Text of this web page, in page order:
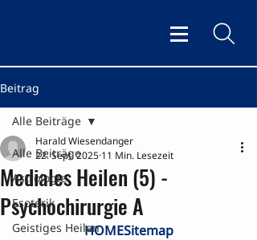
Beitrag
Alle Beiträge
Astrologie
Esoterik
Geistiges Heilen
Alle Beiträge
Mediales Heilen (5) -
Psychochirurgie A
Harald Wiesendanger
22. Sept. 2025 11 Min. Lesezeit
HOMESitemap